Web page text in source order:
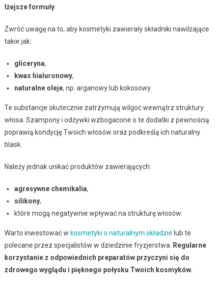
lżejsze formuły.
Zwróć uwagę na to, aby kosmetyki zawierały składniki nawilżające
takie jak:
gliceryna,
kwas hialuronowy,
naturalne oleje, np. arganowy lub kokosowy.
Te substancje skutecznie zatrzymują wilgoć wewnątrz struktury
włosa. Szampony i odżywki wzbogacone o te dodatki z pewnością
poprawią kondycję Twoich włosów oraz podkreślą ich naturalny
blask.
Należy jednak unikać produktów zawierających:
agresywne chemikalia,
silikony,
które mogą negatywnie wpływać na strukturę włosów.
Warto inwestować w kosmetyki o naturalnym składzie lub te
polecane przez specjalistów w dziedzinie fryzjerstwa.
Regularne
korzystanie z odpowiednich preparatów przyczyni się do
zdrowego wyglądu i pięknego połysku Twoich kosmyków.